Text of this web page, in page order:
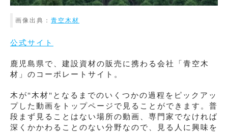
画像出典： 青空木材
公式サイト
鹿児島県で、建設資材の販売に携わる会社「青空木
材」のコーポレートサイト。
木が"木材"となるまでのいくつかの過程をピックアッ
プした動画をトップページで見ることができます。普
段まず見ることはない場所の動画、専門家でなければ
深くかかわることのない分野なので、見る人に興味を